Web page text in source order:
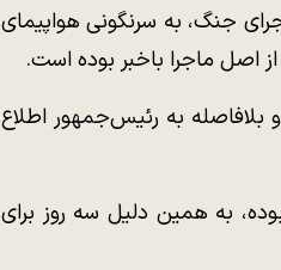
جنگ، به سرنگونی هواپیمای
اصل ماجرا باخبر بوده است.
بلافاصله به رئیس‌جمهور اطلاع
به همین دلیل سه روز برای